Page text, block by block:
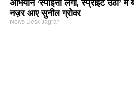
अभियान ‘स्पाइसी लगा, स्प्राइट उठा’ में
नज़र आए सुनील ग्रोवर
News Desk Jagran